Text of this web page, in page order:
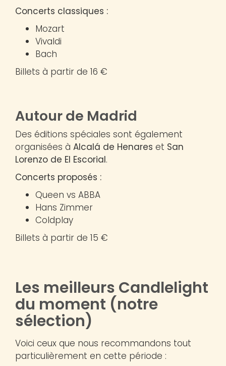
Concerts classiques :
Mozart
Vivaldi
Bach
Billets à partir de 16 €
Autour de Madrid
Des éditions spéciales sont également
organisées à Alcalá de Henares et San
Lorenzo de El Escorial.
Concerts proposés :
Queen vs ABBA
Hans Zimmer
Coldplay
Billets à partir de 15 €
Les meilleurs Candlelight
du moment (notre
sélection)
Voici ceux que nous recommandons tout
particulièrement en cette période :